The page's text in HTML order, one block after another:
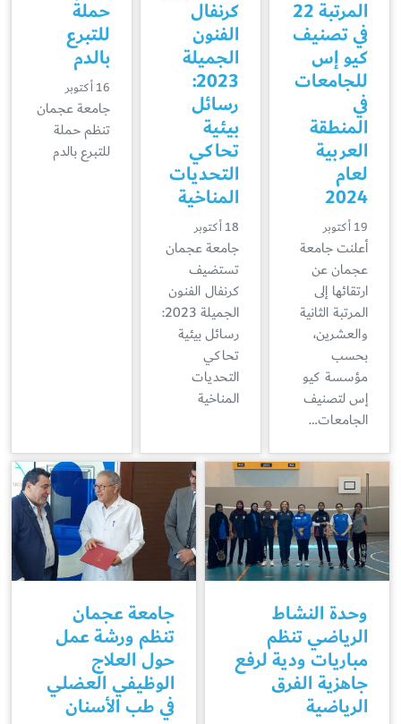
المرتبة 22
في تصنيف
كيو إس
للجامعات
في
المنطقة
العربية
لعام
2024
19 أكتوبر
أعلنت جامعة
عجمان عن
ارتقائها إلى
المرتبة الثانية
والعشرين،
بحسب
مؤسسة كيو
إس لتصنيف
الجامعات…
كرنفال
الفنون
الجميلة
2023:
رسائل
بيئية
تحاكي
التحديات
المناخية
18 أكتوبر
جامعة عجمان
تستضيف
كرنفال الفنون
الجميلة 2023:
رسائل بيئية
تحاكي
التحديات
المناخية
حملة
للتبرع
بالدم
16 أكتوبر
جامعة عجمان
تنظم حملة
للتبرع بالدم
وحدة النشاط
الرياضي تنظم
مباريات ودية لرفع
جاهزية الفرق
الرياضية
جامعة عجمان
تنظم ورشة عمل
حول العلاج
الوظيفي العضلي
في طب الأسنان